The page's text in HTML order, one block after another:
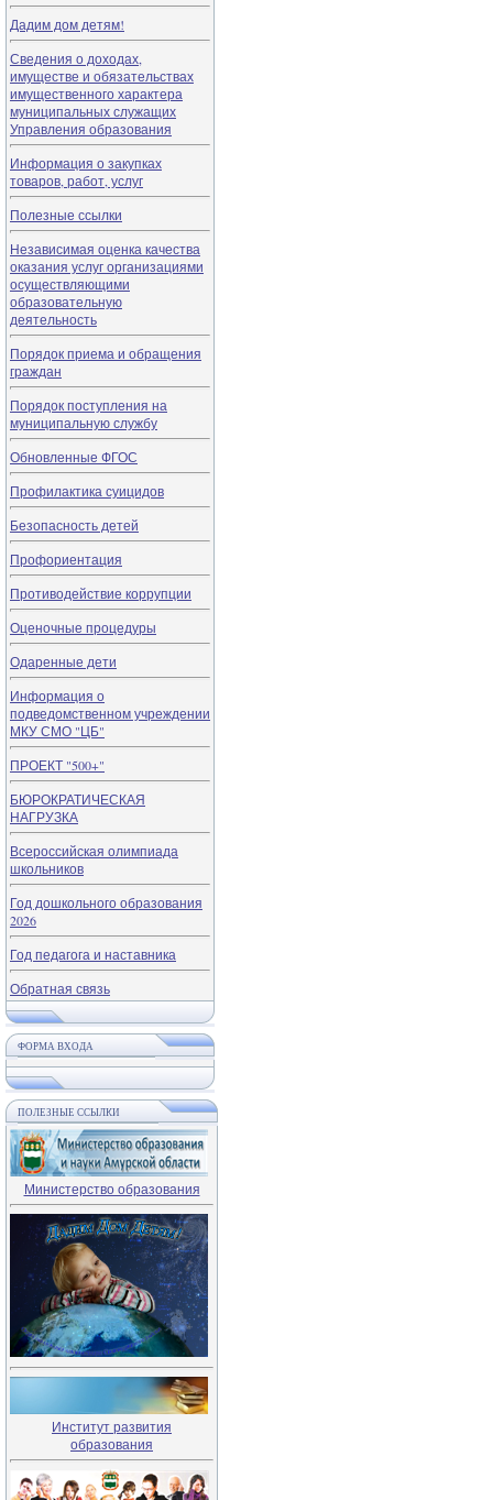
Дадим дом детям!
Сведения о доходах,
имуществе и обязательствах
имущественного характера
муниципальных служащих
Управления образования
Информация о закупках
товаров, работ, услуг
Полезные ссылки
Независимая оценка качества
оказания услуг организациями
осуществляющими
образовательную
деятельность
Порядок приема и обращения
граждан
Порядок поступления на
муниципальную службу
Обновленные ФГОС
Профилактика суицидов
Безопасность детей
Профориентация
Противодействие коррупции
Оценочные процедуры
Одаренные дети
Информация о
подведомственном учреждении
МКУ СМО "ЦБ"
ПРОЕКТ "500+"
БЮРОКРАТИЧЕСКАЯ
НАГРУЗКА
Всероссийская олимпиада
школьников
Год дошкольного образования
2026
Год педагога и наставника
Обратная связь
ФОРМА ВХОДА
ПОЛЕЗНЫЕ ССЫЛКИ
Министерство образования
Институт развития
образования